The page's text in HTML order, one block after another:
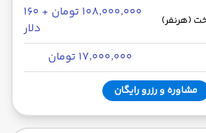
(هرنفر)
۱۰۸٬۰۰۰٬۰۰۰ تومان + ۱۶۰
دلار
۱۷٬۰۰۰٬۰۰۰ تومان
مشاوره و رزرو رایگان